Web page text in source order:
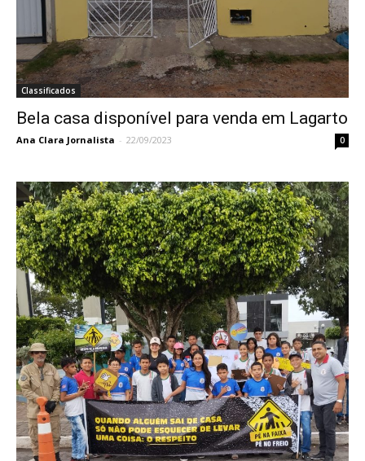
Classificados
Bela casa disponível para venda em Lagarto
Ana Clara Jornalista - 22/09/2023 0